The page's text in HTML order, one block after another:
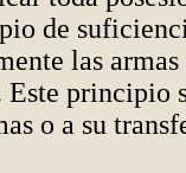
de
las
principio
o a su